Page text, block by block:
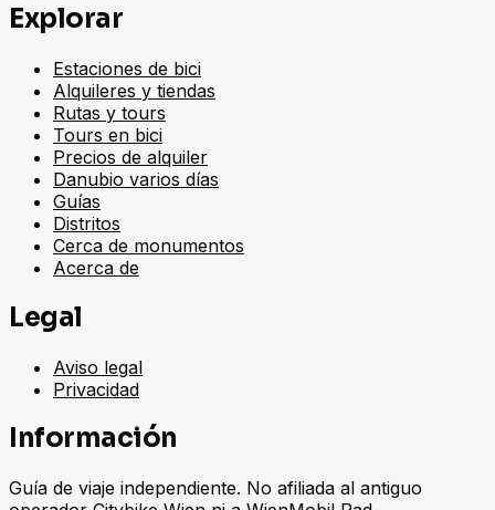
Explorar
Estaciones de bici
Alquileres y tiendas
Rutas y tours
Tours en bici
Precios de alquiler
Danubio varios días
Guías
Distritos
Cerca de monumentos
Acerca de
Legal
Aviso legal
Privacidad
Información
Guía de viaje independiente. No afiliada al antiguo